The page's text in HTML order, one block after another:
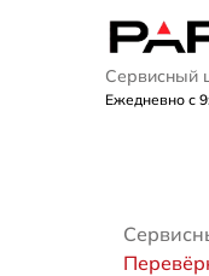
Сервисный
Ежедневно с